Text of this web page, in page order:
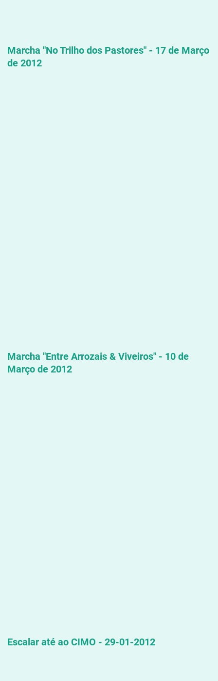
Marcha "No Trilho dos Pastores" - 17 de Março
de 2012
Marcha "Entre Arrozais & Viveiros" - 10 de
Março de 2012
Escalar até ao CIMO - 29-01-2012